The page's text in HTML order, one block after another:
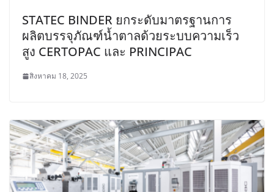
STATEC BINDER ยกระดับมาตรฐานการ
ผลิตบรรจุภัณฑ์น้ำตาลด้วยระบบความเร็ว
สูง CERTOPAC และ PRINCIPAC
สิงหาคม 18, 2025